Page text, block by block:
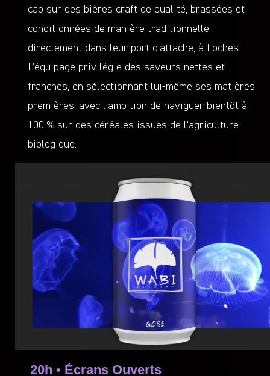
cap sur des bières craft de qualité, brassées et
conditionnées de manière traditionnelle
directement dans leur port d’attache, à Loches.
L’équipage privilégie des saveurs nettes et
franches, en sélectionnant lui-même ses matières
premières, avec l’ambition de naviguer bientôt à
100 % sur des céréales issues de l’agriculture
biologique.
20h • Écrans Ouverts